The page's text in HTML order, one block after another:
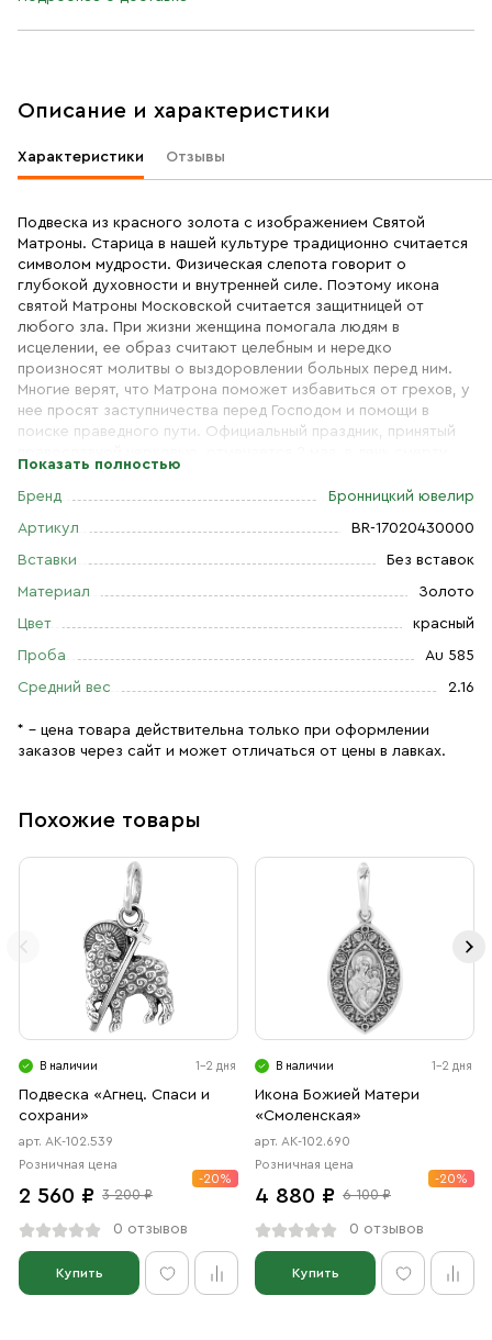
Описание и характеристики
Характеристики Отзывы
Подвеска из красного золота с изображением Святой
Матроны. Старица в нашей культуре традиционно считается
символом мудрости. Физическая слепота говорит о
глубокой духовности и внутренней силе. Поэтому икона
святой Матроны Московской считается защитницей от
любого зла. При жизни женщина помогала людям в
исцелении, ее образ считают целебным и нередко
произносят молитвы о выздоровлении больных перед ним.
Многие верят, что Матрона поможет избавиться от грехов, у
нее просят заступничества перед Господом и помощи в
поиске праведного пути. Официальный праздник, принятый
святой. На оборотной стороне имеется молитва "Святая
Блаженная Старица Матроно, моли Бога о нас".
Состав: Золото Au 585
Показать полностью
Бренд Бронницкий ювелир
Артикул BR-17020430000
Вставки Без вставок
Материал Золото
Цвет красный
Проба Au 585
Средний вес 2.16
* – цена товара действительна только при оформлении
заказов через сайт и может отличаться от цены в лавках.
Похожие товары
В наличии 1-2 дня
Подвеска «Агнец. Спаси и
сохрани»
арт. АК-102.539
Розничная цена
2 560 ₽ 3 200 ₽
-20%
0 отзывов
Купить
В наличии 1-2 дня
Икона Божией Матери
«Смоленская»
арт. АК-102.690
Розничная цена
4 880 ₽ 6 100 ₽
-20%
0 отзывов
Купить